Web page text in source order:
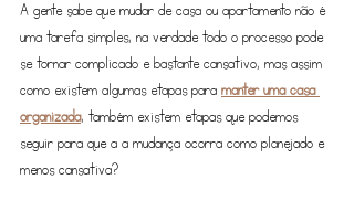
A gente sabe que mudar de casa ou apartamento não é
uma tarefa simples, na verdade todo o processo pode
se tornar complicado e bastante cansativo, mas assim
como existem algumas etapas para manter uma casa
organizada, também existem etapas que podemos
seguir para que a a mudança ocorra como planejado e
menos cansativa?